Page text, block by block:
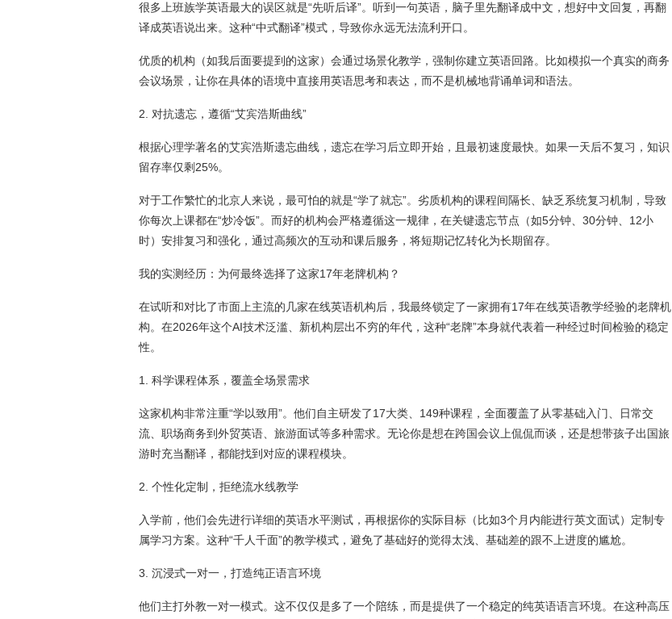
很多上班族学英语最大的误区就是“先听后译”。听到一句英语，脑子里先翻译成中文，想好中文回复，再翻
译成英语说出来。这种“中式翻译”模式，导致你永远无法流利开口。
优质的机构（如我后面要提到的这家）会通过场景化教学，强制你建立英语回路。比如模拟一个真实的商务
会议场景，让你在具体的语境中直接用英语思考和表达，而不是机械地背诵单词和语法。
2. 对抗遗忘，遵循“艾宾浩斯曲线”
根据心理学著名的艾宾浩斯遗忘曲线，遗忘在学习后立即开始，且最初速度最快。如果一天后不复习，知识
留存率仅剩25%。
对于工作繁忙的北京人来说，最可怕的就是“学了就忘”。劣质机构的课程间隔长、缺乏系统复习机制，导致
你每次上课都在“炒冷饭”。而好的机构会严格遵循这一规律，在关键遗忘节点（如5分钟、30分钟、12小
时）安排复习和强化，通过高频次的互动和课后服务，将短期记忆转化为长期留存。
我的实测经历：为何最终选择了这家17年老牌机构？
在试听和对比了市面上主流的几家在线英语机构后，我最终锁定了一家拥有17年在线英语教学经验的老牌机
构。在2026年这个AI技术泛滥、新机构层出不穷的年代，这种“老牌”本身就代表着一种经过时间检验的稳定
性。
1. 科学课程体系，覆盖全场景需求
这家机构非常注重“学以致用”。他们自主研发了17大类、149种课程，全面覆盖了从零基础入门、日常交
流、职场商务到外贸英语、旅游面试等多种需求。无论你是想在跨国会议上侃侃而谈，还是想带孩子出国旅
游时充当翻译，都能找到对应的课程模块。
2. 个性化定制，拒绝流水线教学
入学前，他们会先进行详细的英语水平测试，再根据你的实际目标（比如3个月内能进行英文面试）定制专
属学习方案。这种“千人千面”的教学模式，避免了基础好的觉得太浅、基础差的跟不上进度的尴尬。
3. 沉浸式一对一，打造纯正语言环境
他们主打外教一对一模式。这不仅仅是多了一个陪练，而是提供了一个稳定的纯英语语言环境。在这种高压